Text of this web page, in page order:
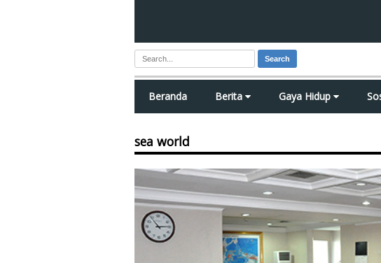
Search
Beranda Berita Gaya Hidup
sea world